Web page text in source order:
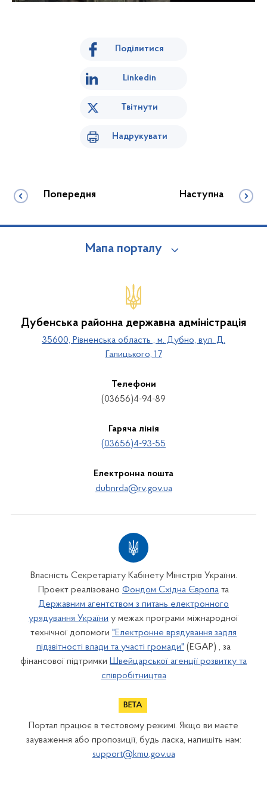
Поділитися
Linkedin
Твітнути
Надрукувати
Попередня Наступна
Мапа порталу
Дубенська районна державна адміністрація
35600, Рівненська область , м. Дубно, вул. Д.
Галицького, 17
Телефони
(03656)4-94-89
Гаряча лінія
(03656)4-93-55
Електронна пошта
dubnrda@rv.gov.ua
Власність Секретаріату Кабінету Міністрів України.
Проект реалізовано Фондом Східна Європа та
Державним агентством з питань електронного
урядування України у межах програми міжнародної
технічної допомоги "Електронне врядування задля
підзвітності влади та участі громади" (EGAP) , за
фінансової підтримки Швейцарської агенції розвитку та
співробітництва
Портал працює в тестовому режимі. Якщо ви маєте
зауваження або пропозиції, будь ласка, напишіть нам:
support@kmu.gov.ua